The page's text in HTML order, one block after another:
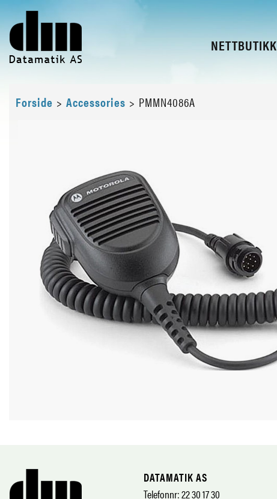
NETTBUTIKK
Forside > Accessories > PMMN4086A
DATAMATIK AS
Telefonnr: 22 30 17 30